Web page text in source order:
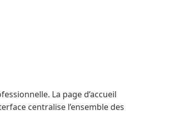
La page d’accueil
centralise l’ensemble des